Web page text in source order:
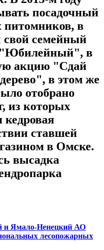
посадочный
питомников, в
свой семейный
"Юбилейный", в
акцию "Сдай
в этом же
отобрано
из которых
ставшей
в Омске.
высадка
и Ямало-Ненецкий АО
лесопожарных